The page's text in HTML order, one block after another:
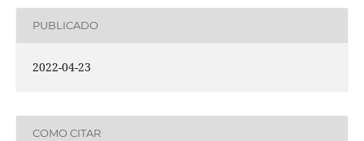
PUBLICADO
2022-04-23
COMO CITAR